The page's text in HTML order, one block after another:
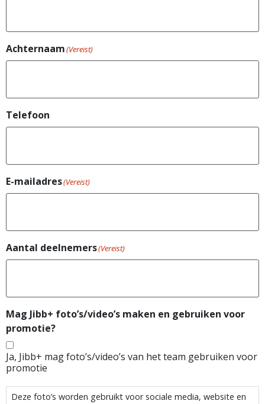
Achternaam(Vereist)
Telefoon
E-mailadres(Vereist)
Aantal deelnemers(Vereist)
Mag Jibb+ foto’s/video’s maken en gebruiken voor
promotie?
Ja, Jibb+ mag foto’s/video’s van het team gebruiken voor
promotie
Deze foto’s worden gebruikt voor sociale media, website en